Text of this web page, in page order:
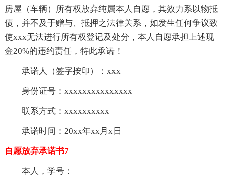
房屋（车辆）所有权放弃纯属本人自愿，其效力系以物抵
债，并不及于赠与、抵押之法律关系，如发生任何争议致
使xxx无法进行所有权登记及处分，本人自愿承担上述现
金20%的违约责任，特此承诺！
承诺人（签字按印）：xxx
身份证号：xxxxxxxxxxxxxxx
联系方式：xxxxxxxxxx
承诺时间：20xx年xx月x日
自愿放弃承诺书7
本人，学号：